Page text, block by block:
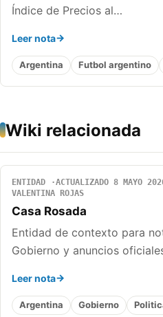
Índice de Precios al…
Leer nota
Argentina Futbol argentino
Wiki relacionada
ENTIDAD ACTUALIZADO 8 MAYO
VALENTINA ROJAS
Casa Rosada
Entidad de contexto para
Gobierno y anuncios
Leer nota
Argentina Gobierno